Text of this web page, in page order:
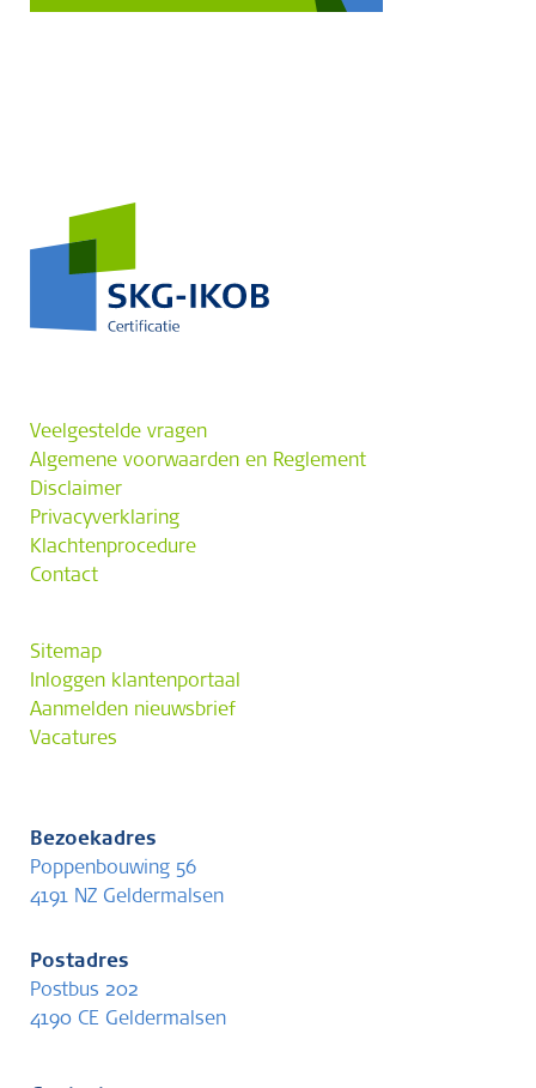
Veelgestelde vragen
Algemene voorwaarden en Reglement
Disclaimer
Privacyverklaring
Klachtenprocedure
Contact
Sitemap
Inloggen klantenportaal
Aanmelden nieuwsbrief
Vacatures
Bezoekadres
Poppenbouwing 56
4191 NZ Geldermalsen
Postadres
Postbus 202
4190 CE Geldermalsen